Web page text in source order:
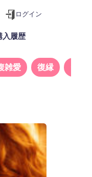
ログイン
入履歴
雑愛 復縁